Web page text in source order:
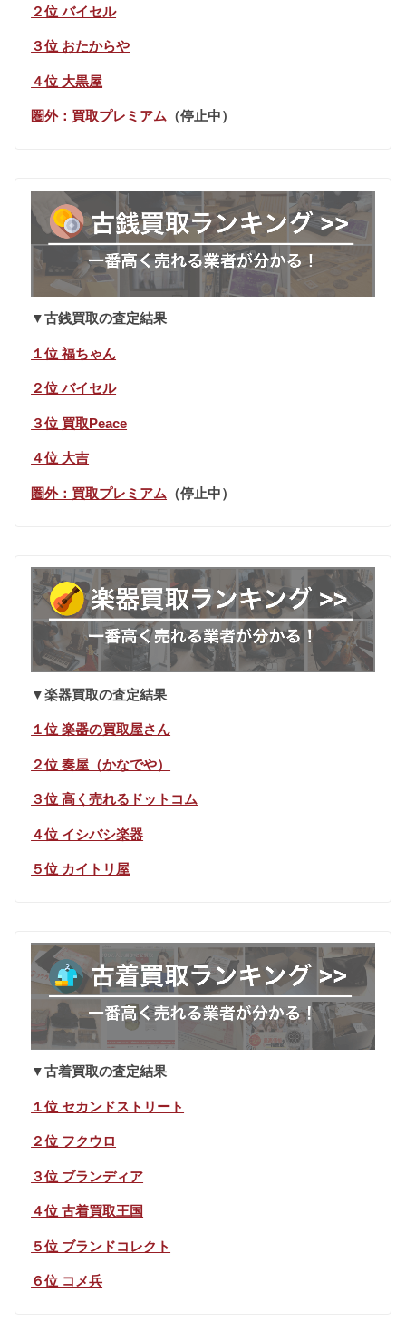
２位 バイセル
３位 おたからや
４位 大黒屋
圏外：買取プレミアム （停止中）
▼古銭買取の査定結果
１位 福ちゃん
２位 バイセル
３位 買取Peace
４位 大吉
圏外：買取プレミアム （停止中）
▼楽器買取の査定結果
１位 楽器の買取屋さん
２位 奏屋（かなでや）
３位 高く売れるドットコム
４位 イシバシ楽器
５位 カイトリ屋
▼古着買取の査定結果
１位 セカンドストリート
２位 フクウロ
３位 ブランディア
４位 古着買取王国
５位 ブランドコレクト
６位 コメ兵